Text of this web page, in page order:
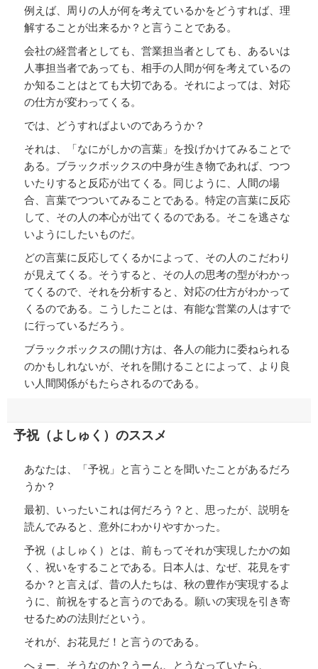
例えば、周りの人が何を考えているかをどうすれば、理
解することが出来るか？と言うことである。
会社の経営者としても、営業担当者としても、あるいは
人事担当者であっても、相手の人間が何を考えているの
か知ることはとても大切である。それによっては、対応
の仕方が変わってくる。
では、どうすればよいのであろうか？
それは、「なにがしかの言葉」を投げかけてみることで
ある。ブラックボックスの中身が生き物であれば、つつ
いたりすると反応が出てくる。同じように、人間の場
合、言葉でつついてみることである。特定の言葉に反応
して、その人の本心が出てくるのである。そこを逃さな
いようにしたいものだ。
どの言葉に反応してくるかによって、その人のこだわり
が見えてくる。そうすると、その人の思考の型がわかっ
てくるので、それを分析すると、対応の仕方がわかって
くるのである。こうしたことは、有能な営業の人はすで
に行っているだろう。
ブラックボックスの開け方は、各人の能力に委ねられる
のかもしれないが、それを開けることによって、より良
い人間関係がもたらされるのである。
予祝（よしゅく）のススメ
あなたは、「予祝」と言うことを聞いたことがあるだろ
うか？
最初、いったいこれは何だろう？と、思ったが、説明を
読んでみると、意外にわかりやすかった。
予祝（よしゅく）とは、前もってそれが実現したかの如
く、祝いをすることである。日本人は、なぜ、花見をす
るか？と言えば、昔の人たちは、秋の豊作が実現するよ
うに、前祝をすると言うのである。願いの実現を引き寄
せるための法則だという。
それが、お花見だ！と言うのである。
へぇー、そうなのか？うーん、とうなっていたら、